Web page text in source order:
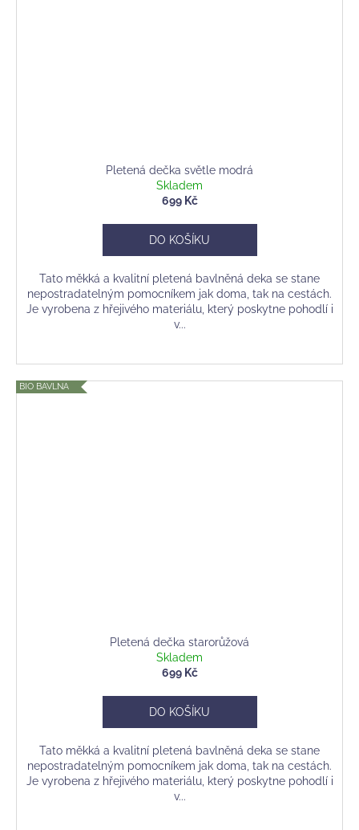
Pletená dečka světle modrá
Skladem
699 Kč
DO KOŠÍKU
Tato měkká a kvalitní pletená bavlněná deka se stane
nepostradatelným pomocníkem jak doma, tak na cestách.
Je vyrobena z hřejivého materiálu, který poskytne pohodlí i
v...
BIO BAVLNA
Pletená dečka starorůžová
Skladem
699 Kč
DO KOŠÍKU
Tato měkká a kvalitní pletená bavlněná deka se stane
nepostradatelným pomocníkem jak doma, tak na cestách.
Je vyrobena z hřejivého materiálu, který poskytne pohodlí i
v...